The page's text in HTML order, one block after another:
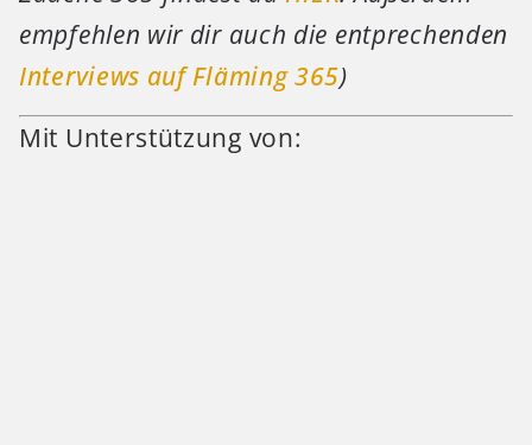
empfehlen wir dir auch die entprechenden
Interviews auf Fläming 365)
Mit Unterstützung von: